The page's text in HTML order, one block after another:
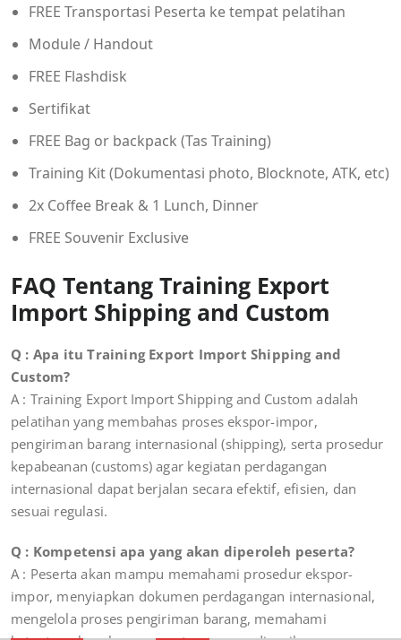
FREE Transportasi Peserta ke tempat pelatihan
Module / Handout
FREE Flashdisk
Sertifikat
FREE Bag or backpack (Tas Training)
Training Kit (Dokumentasi photo, Blocknote, ATK, etc)
2x Coffee Break & 1 Lunch, Dinner
FREE Souvenir Exclusive
FAQ Tentang Training Export
Import Shipping and Custom
Q : Apa itu Training Export Import Shipping and
Custom?
A : Training Export Import Shipping and Custom adalah
pelatihan yang membahas proses ekspor-impor,
pengiriman barang internasional (shipping), serta prosedur
kepabeanan (customs) agar kegiatan perdagangan
internasional dapat berjalan secara efektif, efisien, dan
sesuai regulasi.
Q : Kompetensi apa yang akan diperoleh peserta?
A : Peserta akan mampu memahami prosedur ekspor-
impor, menyiapkan dokumen perdagangan internasional,
mengelola proses pengiriman barang, memahami